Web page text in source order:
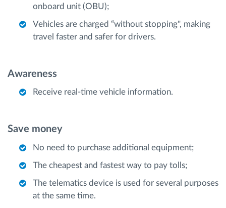
onboard unit (OBU);
Vehicles are charged “without stopping", making
travel faster and safer for drivers.
Awareness
Receive real-time vehicle information.
Save money
No need to purchase additional equipment;
The cheapest and fastest way to pay tolls;
The telematics device is used for several purposes
at the same time.